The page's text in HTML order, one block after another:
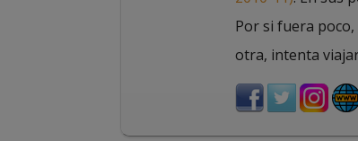
Por si fuera
otra, intenta